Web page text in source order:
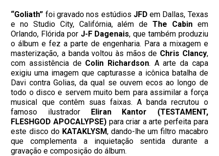
“Goliath” foi gravado nos estúdios JFD em Dallas, Texas
e no Studio City, Califórnia, além de The Cabinem
Orlando, Flórida porJ-F Dagenais, que também produziu
o álbum e fez a parte de engenharia. Para a mixagem e
masterização, a banda voltou às mãos de Chris Clancy,
com assistência de Colin Richardson. A arte da capa
exigiu uma imagem que capturasse a icônica batalha de
Davi contra Golias, da qual se ouvem ecos ao longo de
todo o disco e servem muito bem para assimilar a força
musical que contêm suas faixas. A banda recrutou o
famoso ilustrador Eliran Kantor
(TESTAMENT,
FLESHGOD APOCALYPSE) para criar a arte perfeita para
este disco do KATAKLYSM, dando-lhe um filtro macabro
que complementa a inquietação sentida durante a
gravação e composição do álbum.